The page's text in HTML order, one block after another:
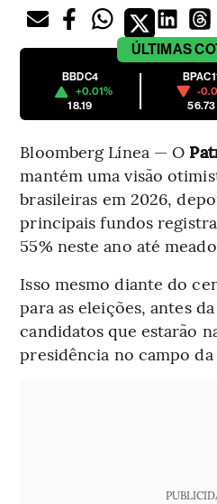
ÚLTIMAS
BBDC4
+0.01%
18.19
-
56.73
Bloomberg Línea — O
mantém uma visão
brasileiras em 2026,
principais fundos
55% neste ano até
Isso mesmo diante do
para as eleições, antes
candidatos que estarão
presidência no campo